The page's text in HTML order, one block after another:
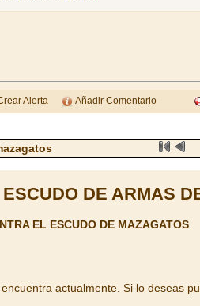
Alerta Añadir Comentario
ESCUDO DE ARMAS
EL ESCUDO DE MAZAGATOS
actualmente. Si lo deseas